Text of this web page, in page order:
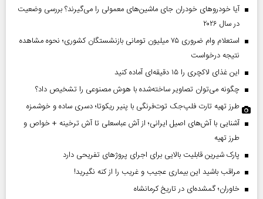
آیا خودروهای خودران جای ماشین‌های معمولی را می‌گیرند؟ بررسی وضعیت
در سال ۲۰۲۶
استعلام وام ضروری ۷۵ میلیون تومانی بازنشستگان کشوری؛ نحوه مشاهده
نتیجه درخواست
این غذای لاکچری را ۱۵ دقیقه‌ای آماده کنید
چگونه می‌توان تصاویر ساخته‌شده با هوش مصنوعی را تشخیص داد؟
طرز تهیه تارت فلپ‌جک توت‌فرنگی با پنیر ریکوتا؛ دسری ساده و خوشمزه
آشنایی با آش‌های اصیل ایرانی؛ از آش عباسعلی تا آش ترخینه + خواص و
طرز تهیه
پارک شیرین قابلیت‌ بالایی برای اجرای پروژهای تفریحی دارد
مراقب باشید این بیماری عجیب و غریب را از کنه نگیرید!
خاوران؛ گمشده‌ای در تاریخ کرمانشاه